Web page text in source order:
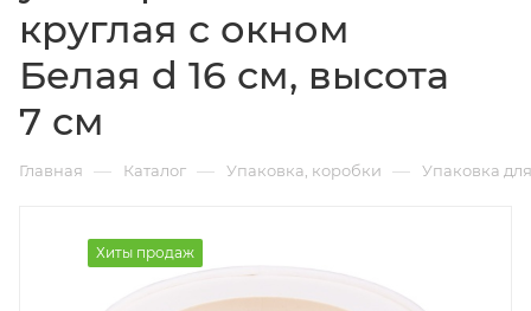
круглая с окном
Белая d 16 см, высота
7 см
Главная — Каталог — Упаковка, коробки — Упаковка
Хиты продаж